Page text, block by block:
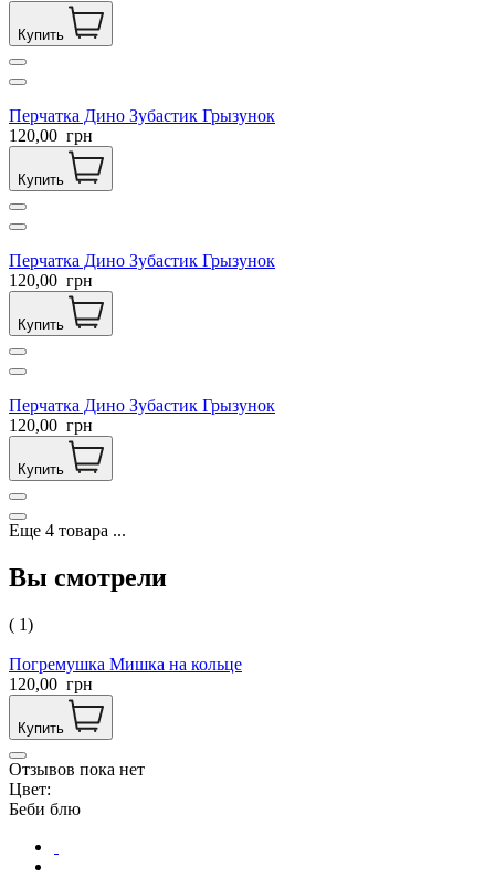
Купить
Перчатка Дино Зубастик Грызунок
120,00 грн
Купить
Перчатка Дино Зубастик Грызунок
120,00 грн
Купить
Перчатка Дино Зубастик Грызунок
120,00 грн
Купить
Еще 4 товара ...
Вы смотрели
( 1)
Погремушка Мишка на кольце
120,00 грн
Купить
Отзывов пока нет
Цвет:
Беби блю